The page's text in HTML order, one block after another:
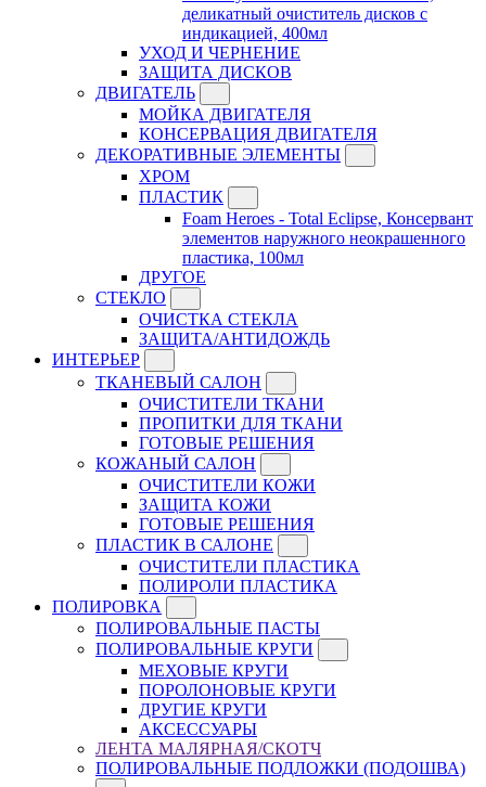
деликатный очиститель дисков с
индикацией, 400мл
УХОД И ЧЕРНЕНИЕ
ЗАЩИТА ДИСКОВ
ДВИГАТЕЛЬ
МОЙКА ДВИГАТЕЛЯ
КОНСЕРВАЦИЯ ДВИГАТЕЛЯ
ДЕКОРАТИВНЫЕ ЭЛЕМЕНТЫ
ХРОМ
ПЛАСТИК
Foam Heroes - Total Eclipse, Консервант
элементов наружного неокрашенного
пластика, 100мл
ДРУГОЕ
СТЕКЛО
ОЧИСТКА СТЕКЛА
ЗАЩИТА/АНТИДОЖДЬ
ИНТЕРЬЕР
ТКАНЕВЫЙ САЛОН
ОЧИСТИТЕЛИ ТКАНИ
ПРОПИТКИ ДЛЯ ТКАНИ
ГОТОВЫЕ РЕШЕНИЯ
КОЖАНЫЙ САЛОН
ОЧИСТИТЕЛИ КОЖИ
ЗАЩИТА КОЖИ
ГОТОВЫЕ РЕШЕНИЯ
ПЛАСТИК В САЛОНЕ
ОЧИСТИТЕЛИ ПЛАСТИКА
ПОЛИРОЛИ ПЛАСТИКА
ПОЛИРОВКА
ПОЛИРОВАЛЬНЫЕ ПАСТЫ
ПОЛИРОВАЛЬНЫЕ КРУГИ
МЕХОВЫЕ КРУГИ
ПОРОЛОНОВЫЕ КРУГИ
ДРУГИЕ КРУГИ
АКСЕССУАРЫ
ЛЕНТА МАЛЯРНАЯ/СКОТЧ
ПОЛИРОВАЛЬНЫЕ ПОДЛОЖКИ (ПОДОШВА)